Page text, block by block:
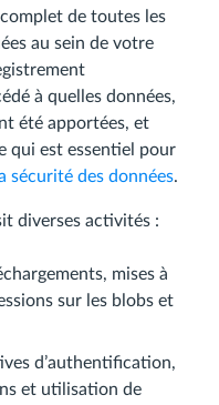
de toutes les
au sein de votre
à quelles données,
été apportées, et
qui est essentiel pour
sécurité des données.
diverses activités :
mises à
sur les blobs et
d’authentification,
et utilisation de